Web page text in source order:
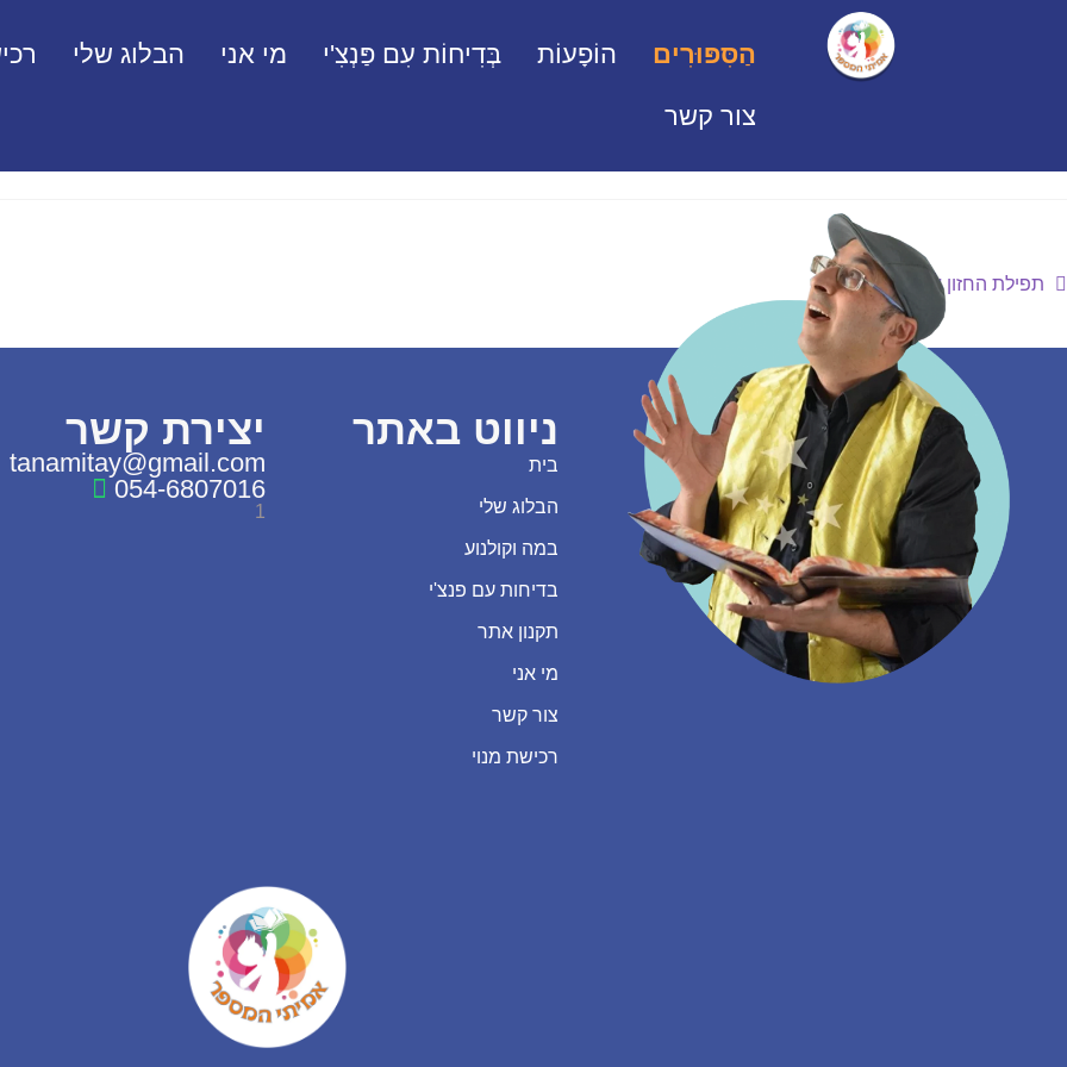
הַסִּפּוּרִים הוֹפָעוֹת בְּדִיחוֹת עִם פַּנְצִ'י מי אני הבלוג שלי
צור קשר
תפילת החזון איש
ניווט באתר
בית
הבלוג שלי
במה וקולנוע
בדיחות עם פנצ'י
תקנון אתר
מי אני
צור קשר
רכישת מנוי
יצירת קשר
tanamitay@gmail.com
054-6807016
1